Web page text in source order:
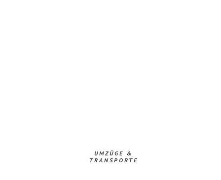
UMZÜGE &
TRANSPORTE